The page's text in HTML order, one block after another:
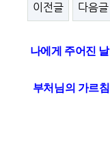
이전글 다음글
나에게 주어진
부처님의 가르